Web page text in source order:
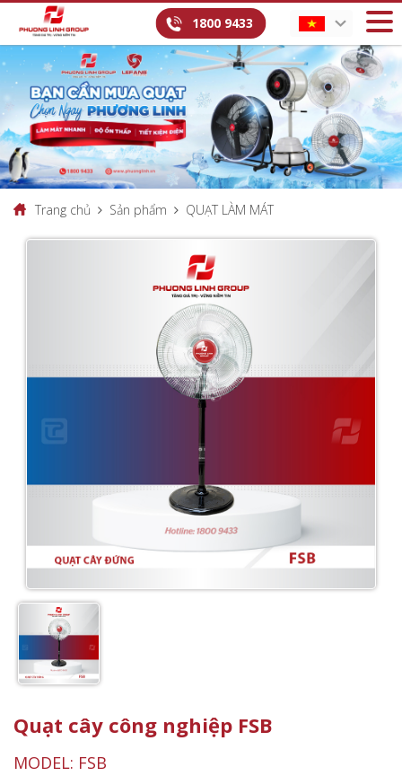
1800 9433
Trang chủ Sản phẩm QUẠT LÀM MÁT
Quạt cây công nghiệp FSB
MODEL: FSB